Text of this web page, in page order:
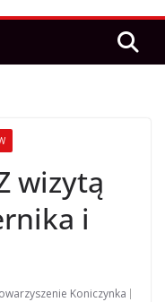
wizytą
i
Koniczynka